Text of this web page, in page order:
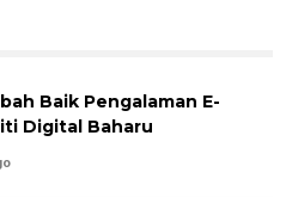
Baik Pengalaman E-
Digital Baharu